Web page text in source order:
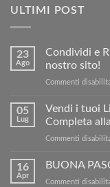
ULTIMI POST
23
Ago
Condividi e
nostro sito!
Commenti
05
Lug
Vendi i tuoi
Completa
Commenti
16
Apr
BUONA
Commenti